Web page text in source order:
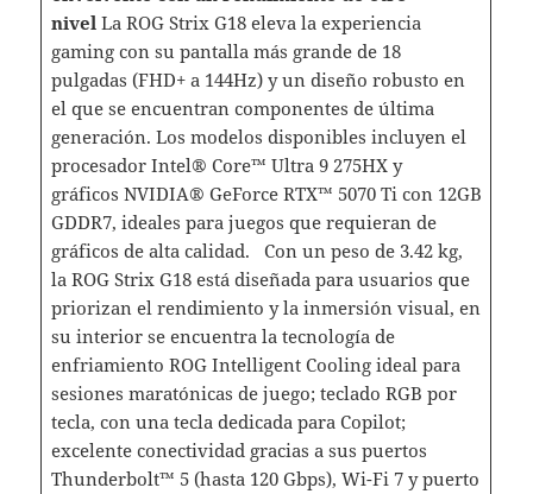
nivelLa ROG Strix G18 eleva la experiencia
gaming con su pantalla más grande de 18
pulgadas (FHD+ a 144Hz) y un diseño robusto en
el que se encuentran componentes de última
generación. Los modelos disponibles incluyen el
procesador Intel® Core™ Ultra 9 275HX y
gráficos NVIDIA® GeForce RTX™ 5070 Ti con 12GB
GDDR7, ideales para juegos que requieran de
gráficos de alta calidad. Con un peso de 3.42 kg,
la ROG Strix G18 está diseñada para usuarios que
priorizan el rendimiento y la inmersión visual, en
su interior se encuentra la tecnología de
enfriamiento ROG Intelligent Cooling ideal para
sesiones maratónicas de juego; teclado RGB por
tecla, con una tecla dedicada para Copilot;
excelente conectividad gracias a sus puertos
Thunderbolt™ 5 (hasta 120 Gbps), Wi-Fi 7 y puerto